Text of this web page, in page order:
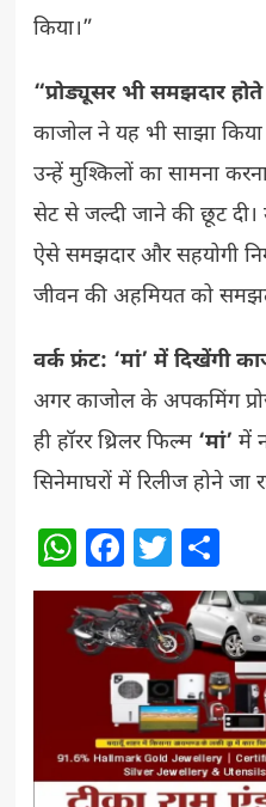
किया।”
“प्रोड्यूसर भी समझदार
काजोल ने यह भी साझा
उन्हें मुश्किलों का सामना
सेट से जल्दी जाने की छूट दी।
ऐसे समझदार और सहयोगी
जीवन की अहमियत को
वर्क फ्रंट: ‘मां’ में दिखेंगी
अगर काजोल के अपकमिंग
ही हॉरर थ्रिलर फिल्म ‘मां’ में
सिनेमाघरों में रिलीज होने जा
WhatsApp
Facebook